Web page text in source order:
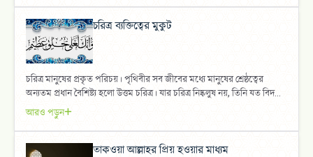
চরিত্র ব্যক্তিত্বের মুকুট
চরিত্র মানুষের প্রকৃত পরিচয়। পৃথিবীর সব জীবের মধ্যে মানুষের শ্রেষ্ঠত্বের
অন্যতম প্রধান বৈশিষ্ট্য হলো উত্তম চরিত্র। যার চরিত্র নিষ্কলুষ নয়, তিনি যত বিদ...
আরও পড়ুন
তাকওয়া আল্লাহর প্রিয় হওয়ার মাধ্যম